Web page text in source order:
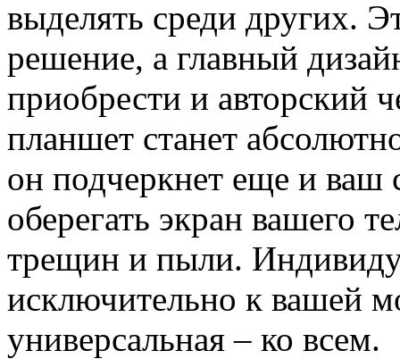
выделять среди других.
решение, а главный
приобрести и авторский
планшет станет
он подчеркнет еще и ваш
оберегать экран вашего
трещин и пыли.
исключительно к вашей
универсальная – ко всем.